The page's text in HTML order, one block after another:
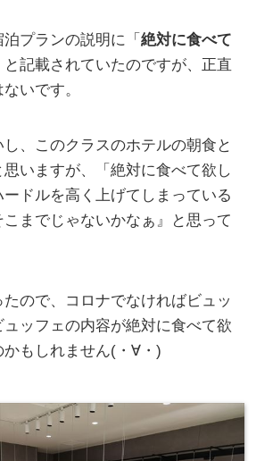
プランの説明に「絶対に食べて
と記載されていたのですが、正直
いです。
、このクラスのホテルの朝食と
いますが、「絶対に食べて欲し
ドルを高く上げてしまっている
までじゃないかなぁ』と思って
ので、コロナでなければビュッ
ッフェの内容が絶対に食べて欲
かもしれません(・∀・)